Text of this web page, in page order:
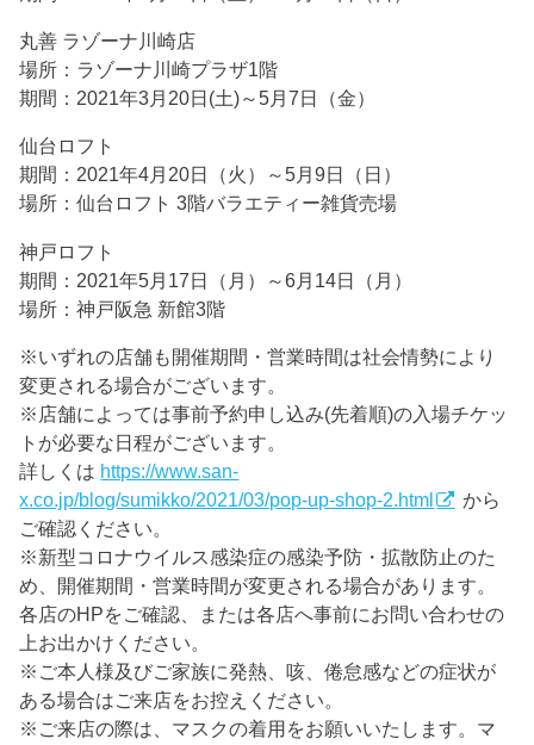
丸善 ラゾーナ川崎店
場所：ラゾーナ川崎プラザ1階
期間：2021年3月20日(土)～5月7日（金）
仙台ロフト
期間：2021年4月20日（火）～5月9日（日）
場所：仙台ロフト 3階バラエティー雑貨売場
神戸ロフト
期間：2021年5月17日（月）～6月14日（月）
場所：神戸阪急 新館3階
※いずれの店舗も開催期間・営業時間は社会情勢により
変更される場合がございます。
※店舗によっては事前予約申し込み(先着順)の入場チケッ
トが必要な日程がございます。
詳しくは https://www.san-
x.co.jp/blog/sumikko/2021/03/pop-up-shop-2.html
から
ご確認ください。
※新型コロナウイルス感染症の感染予防・拡散防止のた
め、開催期間・営業時間が変更される場合があります。
各店のHPをご確認、または各店へ事前にお問い合わせの
上お出かけください。
※ご本人様及びご家族に発熱、咳、倦怠感などの症状が
ある場合はご来店をお控えください。
※ご来店の際は、マスクの着用をお願いいたします。マ